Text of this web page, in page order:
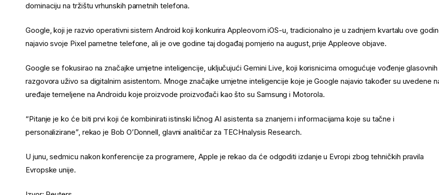
dominaciju na tržištu vrhunskih pametnih telefona.
Google, koji je razvio operativni sistem Android koji konkurira Appleovom iOS-u, tradicionalno je u zadnjem kvartalu ove
najavio svoje Pixel pametne telefone, ali je ove godine taj događaj pomjerio na august, prije Appleove objave.
Google se fokusirao na značajke umjetne inteligencije, uključujući Gemini Live, koji korisnicima omogućuje vođenje glasovnih
razgovora uživo sa digitalnim asistentom. Mnoge značajke umjetne inteligencije koje je Google najavio također su uvedene
uređaje temeljene na Androidu koje proizvode proizvođači kao što su Samsung i Motorola.
“Pitanje je ko će biti prvi koji će kombinirati istinski ličnog AI asistenta sa znanjem i informacijama koje su tačne i
personalizirane”, rekao je Bob O’Donnell, glavni analitičar za TECHnalysis Research.
U junu, sedmicu nakon konferencije za programere, Apple je rekao da će odgoditi izdanje u Evropi zbog tehničkih pravila
Evropske unije.